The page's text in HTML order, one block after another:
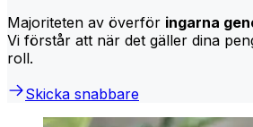
Majoriteten av överför ingarna
Vi förstår att när det gäller dina
roll.
Skicka snabbare